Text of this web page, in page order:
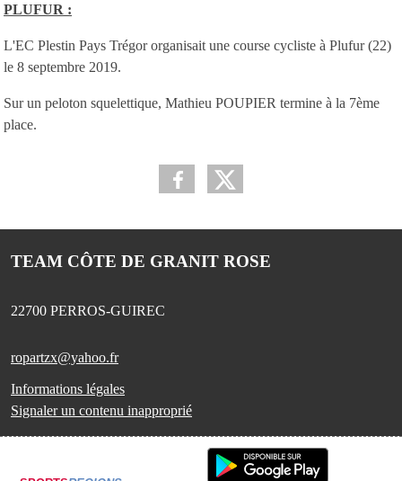
PLUFUR :
L'EC Plestin Pays Trégor organisait une course cycliste à Plufur (22)
le 8 septembre 2019.
Sur un peloton squelettique, Mathieu POUPIER termine à la 7ème
place.
TEAM CÔTE DE GRANIT ROSE
22700 PERROS-GUIREC
ropartzx@yahoo.fr
Informations légales
Signaler un contenu inapproprié